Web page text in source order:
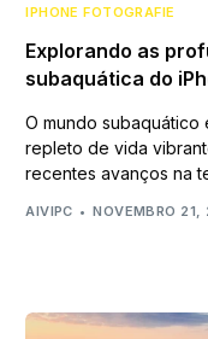
IPHONE FOTOGRAFIE
Explorando as
subaquática do
O mundo subaquático
repleto de vida
recentes avanços na
AIVIPC NOVEMBRO 21,